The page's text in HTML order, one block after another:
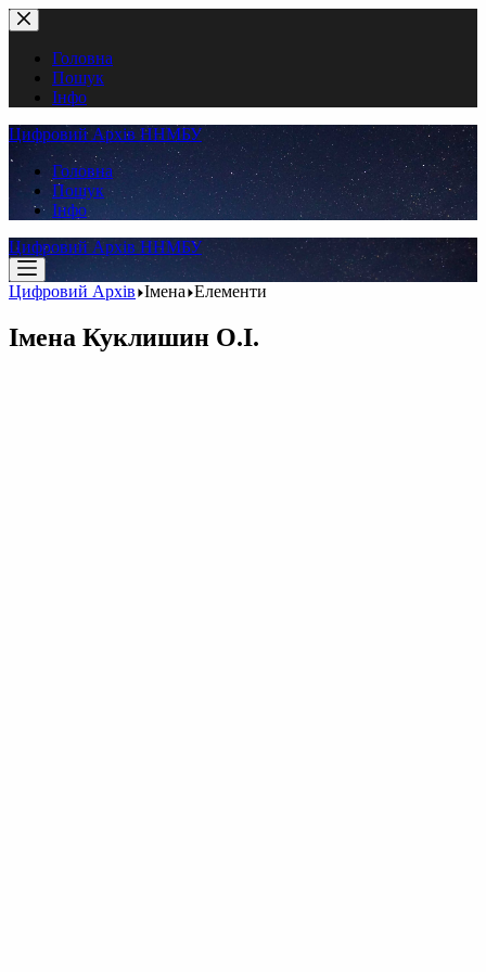
Перейти
до
вмістуГоловна
Пошук
Інфо
Цифровий Архів ННМБУ
Головна
Пошук
Інфо
Цифровий Архів ННМБУ
Цифровий Архів Імена Елементи
Імена Куклишин О.І.